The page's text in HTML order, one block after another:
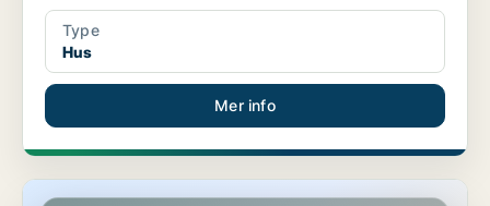
Type
Hus
Mer info
Hus i Stockholm